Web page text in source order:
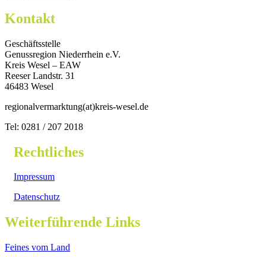
Kontakt
Geschäftsstelle
Genussregion Niederrhein e.V.
Kreis Wesel – EAW
Reeser Landstr. 31
46483 Wesel
regionalvermarktung(at)kreis-wesel.de
Tel: 0281 / 207 2018
Rechtliches
Impressum
Datenschutz
Weiterführende Links
Feines vom Land